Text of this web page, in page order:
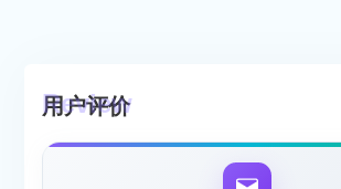
用户评价